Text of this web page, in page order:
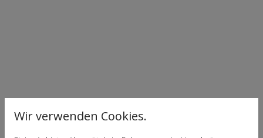
Wir verwenden Cookies.